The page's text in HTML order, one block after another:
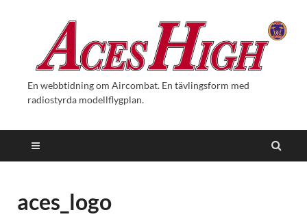
En webbtidning om Aircombat. En tävlingsform med
radiostyrda modellflygplan.
aces_logo